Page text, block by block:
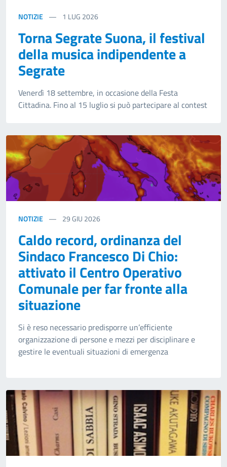
NOTIZIE 1 LUG 2026
Torna Segrate Suona, il festival
della musica indipendente a
Segrate
Venerdì 18 settembre, in occasione della Festa
Cittadina. Fino al 15 luglio si può partecipare al contest
NOTIZIE 29GIU 2026
Caldo record, ordinanza del
Sindaco Francesco Di Chio:
attivato il Centro Operativo
Comunale per far fronte alla
situazione
Si è reso necessario predisporre un’efficiente
organizzazione di persone e mezzi per disciplinare e
gestire le eventuali situazioni di emergenza